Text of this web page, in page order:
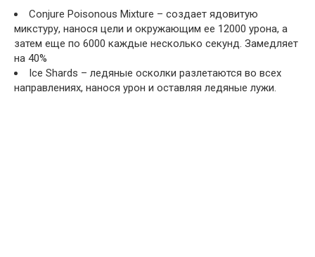
Conjure Poisonous Mixture – создает ядовитую
микстуру, нанося цели и окружающим ее 12000 урона, а
затем еще по 6000 каждые несколько секунд. Замедляет
на 40%
Ice Shards – ледяные осколки разлетаются во всех
направлениях, нанося урон и оставляя ледяные лужи.